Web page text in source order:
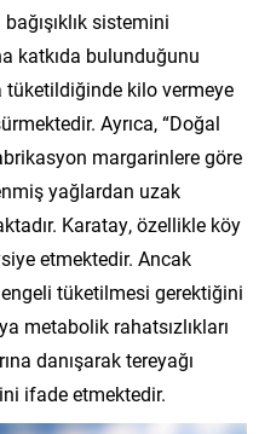
sistemini
katkıda bulunduğunu
kilo vermeye
Ayrıca, “Doğal
margarinlere göre
yağlardan uzak
Karatay, özellikle köy
etmektedir. Ancak
tüketilmesi gerektiğini
metabolik rahatsızlıkları
danışarak tereyağı
ifade etmektedir.